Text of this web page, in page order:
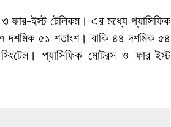
ও ফার-ইস্ট টেলিকম। এর মধ্যে প্যাসিফিক
দশমিক ৫১ শতাংশ। বাকি ৪৪ দশমিক ৫৪
সিংটেল। প্যাসিফিক মোটরস ও ফার-ইস্ট